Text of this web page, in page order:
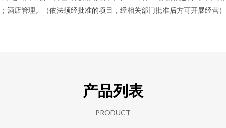
酒店管理。（依法须经批准的项目，经相关部门批准后方可开展经营
产品列表
PRODUCT